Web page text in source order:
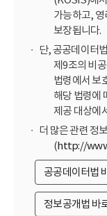
가능하고, 영
보장됩니다.
단, 공공데이터
제9조의 비
법령에서 보
해당 법령에
제공 대상에
더 많은 관련 정
(http://
공공데이터법
정보공개법 바